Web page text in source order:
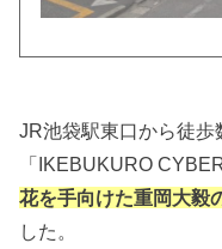
JR池袋駅東口から徒
「IKEBUKURO
花を手向けた重岡大毅
した。